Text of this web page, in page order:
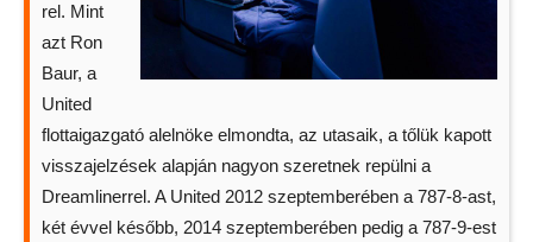
rel. Mint
azt Ron
Baur, a
United
flottaigazgató alelnöke elmondta, az utasaik, a tőlük kapott
visszajelzések alapján nagyon szeretnek repülni a
Dreamlinerrel. A United 2012 szeptemberében a 787-8-ast,
két évvel később, 2014 szeptemberében pedig a 787-9-est